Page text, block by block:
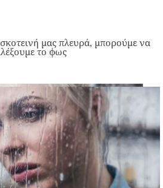
μας πλευρά, μπορούμε να
το φως